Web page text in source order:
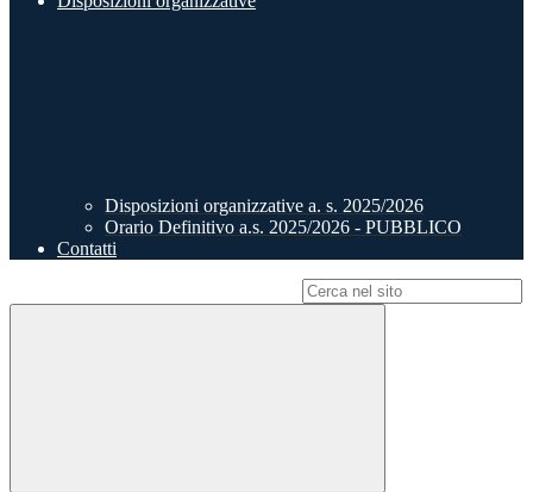
Disposizioni organizzative a. s. 2025/2026
Orario Definitivo a.s. 2025/2026 - PUBBLICO
Contatti